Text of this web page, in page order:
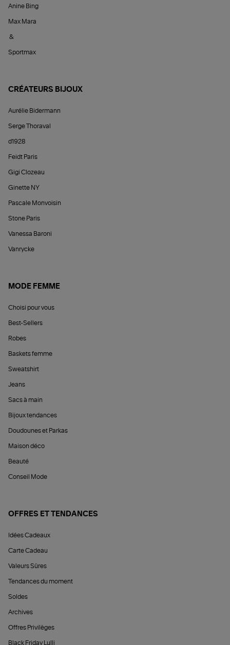
Anine Bing
Max Mara
&
Sportmax
CRÉATEURS BIJOUX
Aurélie Bidermann
Serge Thoraval
d1928
Feidt Paris
Gigi Clozeau
Ginette NY
Pascale Monvoisin
Stone Paris
Vanessa Baroni
Vanrycke
MODE FEMME
Choisi pour vous
Best-Sellers
Robes
Baskets femme
Sweatshirt
Jeans
Sacs à main
Bijoux tendances
Doudounes et Parkas
Maison déco
Beauté
Conseil Mode
OFFRES ET TENDANCES
Idées Cadeaux
Carte Cadeau
Valeurs Sûres
Tendances du moment
Soldes
Archives
Offres Privilèges
Black Friday Lulli